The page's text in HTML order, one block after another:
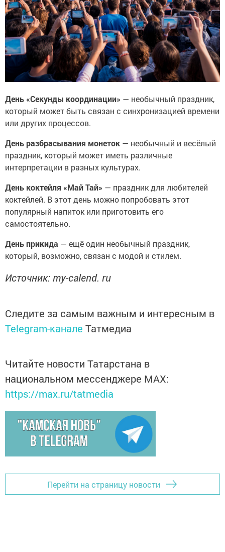
День «Секунды координации» — необычный праздник,
который может быть связан с синхронизацией времени
или других процессов.
День разбрасывания монеток — необычный и весёлый
праздник, который может иметь различные
интерпретации в разных культурах.
День коктейля «Май Тай» — праздник для любителей
коктейлей. В этот день можно попробовать этот
популярный напиток или приготовить его
самостоятельно.
День прикида — ещё один необычный праздник,
который, возможно, связан с модой и стилем.
Источник: my-calend. ru
Следите за самым важным и интересным в
Telegram-канале Татмедиа
Читайте новости Татарстана в
национальном мессенджере MАХ:
https://max.ru/tatmedia
Перейти на страницу новости